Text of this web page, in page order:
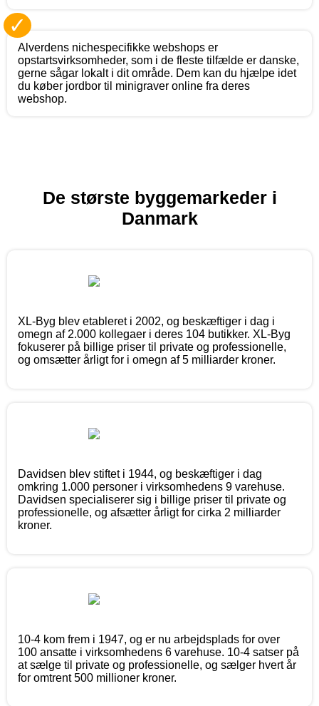
✓
Alverdens nichespecifikke webshops er
opstartsvirksomheder, som i de fleste tilfælde er danske,
gerne sågar lokalt i dit område. Dem kan du hjælpe idet
du køber jordbor til minigraver online fra deres
webshop.
De største byggemarkeder i
Danmark
XL-Byg blev etableret i 2002, og beskæftiger i dag i
omegn af 2.000 kollegaer i deres 104 butikker. XL-Byg
fokuserer på billige priser til private og professionelle,
og omsætter årligt for i omegn af 5 milliarder kroner.
Davidsen blev stiftet i 1944, og beskæftiger i dag
omkring 1.000 personer i virksomhedens 9 varehuse.
Davidsen specialiserer sig i billige priser til private og
professionelle, og afsætter årligt for cirka 2 milliarder
kroner.
10-4 kom frem i 1947, og er nu arbejdsplads for over
100 ansatte i virksomhedens 6 varehuse. 10-4 satser på
at sælge til private og professionelle, og sælger hvert år
for omtrent 500 millioner kroner.